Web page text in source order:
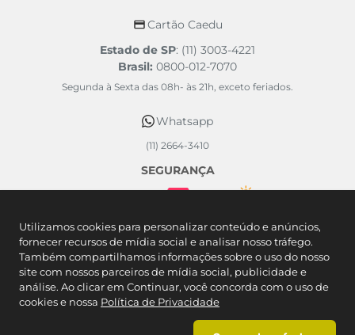
Utilizamos cookies para personalizar conteúdo e anúncios,
fornecer recursos de mídia social e analisar nosso tráfego.
Também compartilhamos informações sobre o uso do nosso
site com nossos parceiros de mídia social, publicidade e
análise. Ao clicar em Continuar, você concorda com o uso de
cookies e nossa Política de Privacidade
Cartão Caedu
Estado de SP: (11) 3003-4221
Brasil: 0800-012-7070
Segunda à Sexta das 08h- às 21h, exceto feriados.
Whatsapp
(11) 2664-3410
SEGURANÇA
FORMAS DE PAGAMENTO